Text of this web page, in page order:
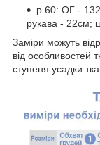
р.60: ОГ -
рукава - 22см;
Заміри можуть
від особливостей
ступеня усадки